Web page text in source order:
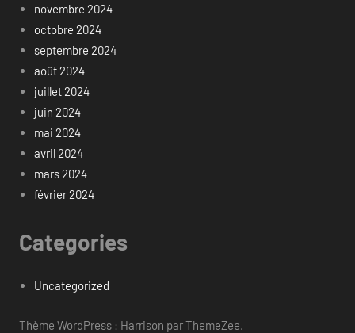
novembre 2024
octobre 2024
septembre 2024
août 2024
juillet 2024
juin 2024
mai 2024
avril 2024
mars 2024
février 2024
Categories
Uncategorized
Thème WordPress : Harrison par ThemeZee.